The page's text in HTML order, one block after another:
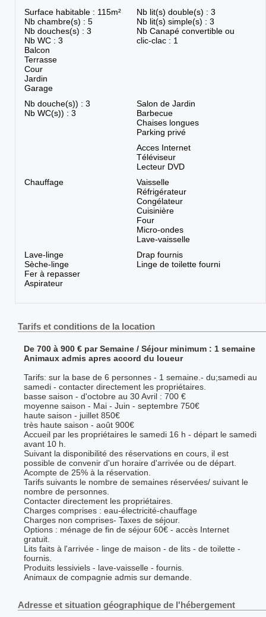
Surface habitable : 115m²
Nb chambre(s) : 5
Nb douches(s) : 3
Nb WC : 3
Balcon
Terrasse
Cour
Jardin
Garage
Nb lit(s) double(s) : 3
Nb lit(s) simple(s) : 3
Nb Canapé convertible ou
clic-clac : 1
Nb douche(s)) : 3
Nb WC(s)) : 3
Salon de Jardin
Barbecue
Chaises longues
Parking privé
Acces Internet
Téléviseur
Lecteur DVD
Chauffage
Vaisselle
Réfrigérateur
Congélateur
Cuisinière
Four
Micro-ondes
Lave-vaisselle
Lave-linge
Sèche-linge
Fer à repasser
Aspirateur
Drap fournis
Linge de toilette fourni
Tarifs et conditions de la location
De 700 à 900 € par Semaine / Séjour minimum : 1 semaine
Animaux admis apres accord du loueur
Tarifs: sur la base de 6 personnes - 1 semaine.- du;samedi au
samedi - contacter directement les propriétaires.
basse saison - d'octobre au 30 Avril : 700 €
moyenne saison - Mai - Juin - septembre 750€
haute saison - juillet 850€
très haute saison - août 900€
Accueil par les propriétaires le samedi 16 h - départ le samedi
avant 10 h.
Suivant la disponibilité des réservations en cours, il est
possible de convenir d'un horaire d'arrivée ou de départ.
Acompte de 25% à la réservation.
Tarifs suivants le nombre de semaines réservées/ suivant le
nombre de personnes.
Contacter directement les propriétaires.
Charges comprises : eau-électricité-chauffage
Charges non comprises- Taxes de séjour.
Options : ménage de fin de séjour 60€ - accès Internet
gratuit.
Lits faits à l'arrivée - linge de maison - de lits - de toilette -
fournis.
Produits lessiviels - lave-vaisselle - fournis.
Animaux de compagnie admis sur demande.
Adresse et situation géographique de l'hébergement